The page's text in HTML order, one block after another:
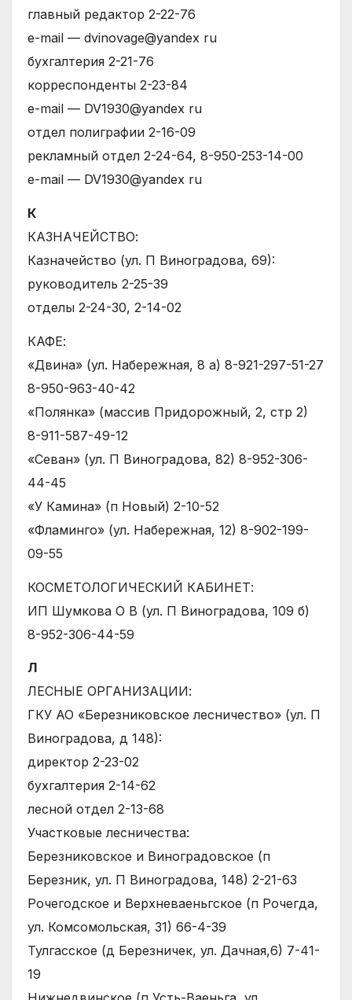
главный редактор 2-22-76
е-mail — dvinovage@yandex ru
бухгалтерия 2-21-76
корреспонденты 2-23-84
е-mail — DV1930@yandex ru
отдел полиграфии 2-16-09
рекламный отдел 2-24-64, 8-950-253-14-00
е-mail — DV1930@yandex ru
К
КАЗНАЧЕЙСТВО:
Казначейство (ул. П Виноградова, 69):
руководитель 2-25-39
отделы 2-24-30, 2-14-02
КАФЕ:
«Двина» (ул. Набережная, 8 а) 8-921-297-51-27
8-950-963-40-42
«Полянка» (массив Придорожный, 2, стр 2)
8-911-587-49-12
«Севан» (ул. П Виноградова, 82) 8-952-306-
44-45
«У Камина» (п Новый) 2-10-52
«Фламинго» (ул. Набережная, 12) 8-902-199-
09-55
КОСМЕТОЛОГИЧЕСКИЙ КАБИНЕТ:
ИП Шумкова О В (ул. П Виноградова, 109 б)
8-952-306-44-59
Л
ЛЕСНЫЕ ОРГАНИЗАЦИИ:
ГКУ АО «Березниковское лесничество» (ул. П
Виноградова, д 148):
директор 2-23-02
бухгалтерия 2-14-62
лесной отдел 2-13-68
Участковые лесничества:
Березниковское и Виноградовское (п
Березник, ул. П Виноградова, 148) 2-21-63
Рочегодское и Верхневаеньгское (п Рочегда,
ул. Комсомольская, 31) 66-4-39
Тулгасское (д Березничек, ул. Дачная,6) 7-41-
19